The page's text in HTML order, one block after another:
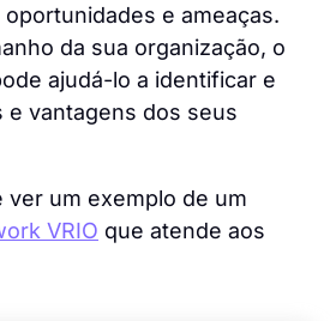
e ameaças.
da sua organização, o
ajudá-lo a identificar e
e vantagens dos seus
ver um exemplo de um
VRIO que atende aos